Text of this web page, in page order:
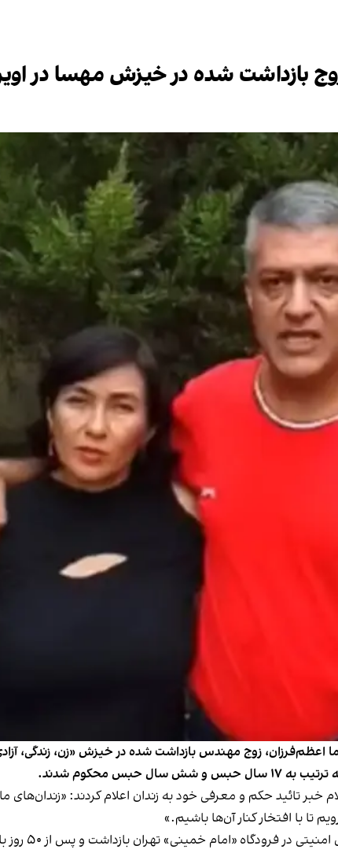
بازداشت شده در خیزش مهسا در
اعظم‌فرزان، زوج مهندس بازداشت شده در خیزش «زن، زندگی،
تائید حکم و معرفی خود به زندان اعلام کردند: «زندان‌های ما
تا با افتخار کنار آن‌ها باشیم.»
سرایی و